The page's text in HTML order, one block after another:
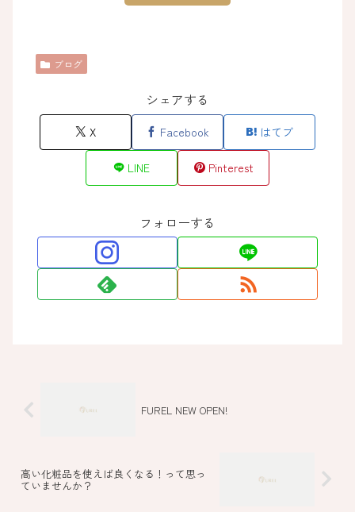
ブログ
シェアする
X Facebook はてブ
LINE Pinterest
フォローする
FUREL NEW OPEN!
高い化粧品を使えば良くなる！って思っ
ていませんか？